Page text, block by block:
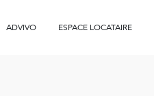
ADVIVO ESPACE LOCATAIRE